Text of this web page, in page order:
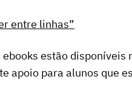
entre linhas”
ebooks estão
apoio para alunos que